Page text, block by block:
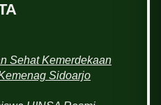
Sehat Kemerdekaan
Sidoarjo